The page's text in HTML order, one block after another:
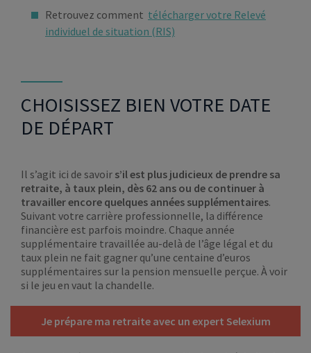
Retrouvez comment télécharger votre Relevé
individuel de situation (RIS)
CHOISISSEZ BIEN VOTRE DATE
DE DÉPART
Il s’agit ici de savoir s’il est plus judicieux de prendre sa
retraite, à taux plein, dès 62 ans ou de continuer à
travailler encore quelques années supplémentaires.
Suivant votre carrière professionnelle, la différence
financière est parfois moindre. Chaque année
supplémentaire travaillée au-delà de l’âge légal et du
taux plein ne fait gagner qu’une centaine d’euros
supplémentaires sur la pension mensuelle perçue. À voir
si le jeu en vaut la chandelle.
Je prépare ma retraite avec un expert Selexium